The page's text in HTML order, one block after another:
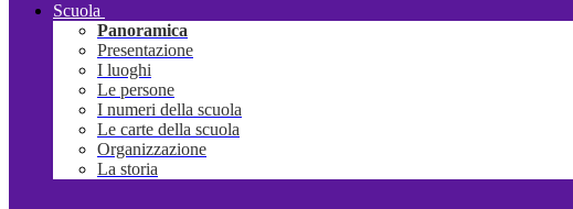
Scuola
Panoramica
Presentazione
I luoghi
Le persone
I numeri della scuola
Le carte della scuola
Organizzazione
La storia